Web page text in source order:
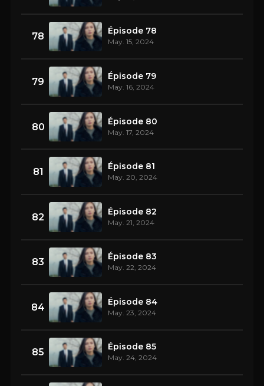
78 Épisode 78
May. 15, 2024
79 Épisode 79
May. 16, 2024
80 Épisode 80
May. 17, 2024
81 Épisode 81
May. 20, 2024
82 Épisode 82
May. 21, 2024
83 Épisode 83
May. 22, 2024
84 Épisode 84
May. 23, 2024
85 Épisode 85
May. 24, 2024